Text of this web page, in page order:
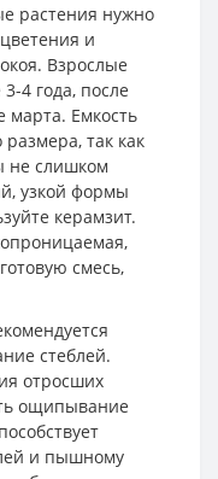
растения нужно
и
Взрослые
4 года, после
марта. Емкость
так как
не слишком
узкой формы
керамзит.
смесь,
стеблей.
отросших
ощипывание
и пышному